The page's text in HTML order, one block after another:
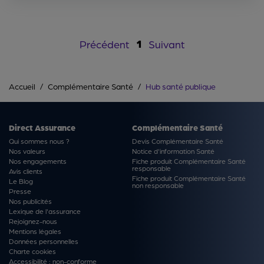
Précédent 1 Suivant
Accueil Complémentaire Santé Hub santé publique
Direct Assurance
Qui sommes nous ?
Nos valeurs
Nos engagements
Avis clients
Le Blog
Presse
Nos publicités
Lexique de l'assurance
Rejoignez-nous
Mentions légales
Données personnelles
Charte cookies
Accessibilité : non-conforme
Complémentaire Santé
Devis Complémentaire Santé
Notice d'information Santé
Fiche produit Complémentaire Santé
responsable
Fiche produit Complémentaire Santé
non responsable